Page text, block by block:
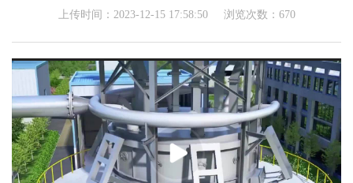
上传时间：2023-12-15 17:58:50 浏览次数：670